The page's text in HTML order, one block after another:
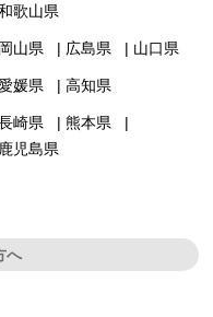
歌山県
岡山県 広島県 山口県
媛県 高知県
崎県
熊本県
鹿児島県
へ